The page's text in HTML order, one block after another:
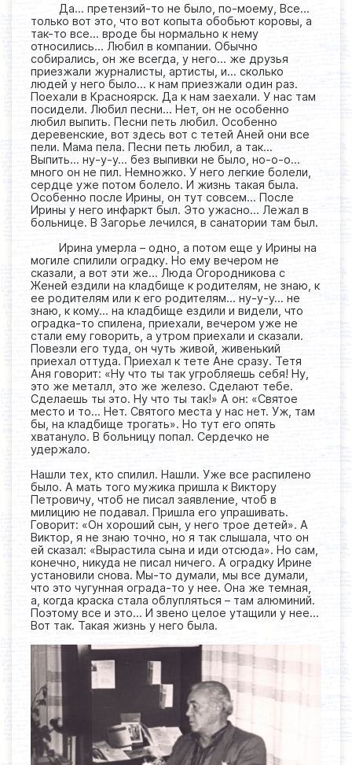
Да… претензий-то не было, по-моему, Все…
только вот это, что вот копыта обобьют коровы, а
так-то все… вроде бы нормально к нему
относились… Любил в компании. Обычно
собирались, он же всегда, у него… же друзья
приезжали журналисты, артисты, и… сколько
людей у него было… к нам приезжали один раз.
Поехали в Красноярск. Да к нам заехали. У нас там
посидели. Любил песни… Нет, он не особенно
любил выпить. Песни петь любил. Особенно
деревенские, вот здесь вот с тетей Аней они все
пели. Мама пела. Песни петь любил, а так…
Выпить… ну-у-у… без выпивки не было, но-о-о…
много он не пил. Немножко. У него легкие болели,
сердце уже потом болело. И жизнь такая была.
Особенно после Ирины, он тут совсем… После
Ирины у него инфаркт был. Это ужасно… Лежал в
больнице. В Загорье лечился, в санатории там был.
Ирина умерла – одно, а потом еще у Ирины на
могиле спилили оградку. Но ему вечером не
сказали, а вот эти же… Люда Огородникова с
Женей ездили на кладбище к родителям, не знаю, к
ее родителям или к его родителям… ну-у-у… не
знаю, к кому… на кладбище ездили и видели, что
оградка-то спилена, приехали, вечером уже не
стали ему говорить, а утром приехали и сказали.
Повезли его туда, он чуть живой, живенький
приехал оттуда. Приехал к тете Ане сразу. Тетя
Аня говорит: «Ну что ты так угробляешь себя! Ну,
это же металл, это же железо. Сделают тебе.
Сделаешь ты это. Ну что ты так!» А он: «Святое
место и то… Нет. Святого места у нас нет. Уж, там
бы, на кладбище трогать». Но тут его опять
хватануло. В больницу попал. Сердечко не
удержало.
Нашли тех, кто спилил. Нашли. Уже все распилено
было. А мать того мужика пришла к Виктору
Петровичу, чтоб не писал заявление, чтоб в
милицию не подавал. Пришла его упрашивать.
Говорит: «Он хороший сын, у него трое детей». А
Виктор, я не знаю точно, но я так слышала, что он
ей сказал: «Вырастила сына и иди отсюда». Но сам,
конечно, никуда не писал ничего. А оградку Ирине
установили снова. Мы-то думали, мы все думали,
что это чугунная ограда-то у нее. Она же темная,
а, когда краска стала облупляться – там алюминий.
Поэтому все и это… И звено целое утащили у нее…
Вот так. Такая жизнь у него была.